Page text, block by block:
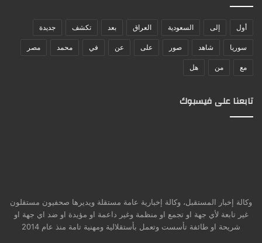
أول إلى السعودية العراق بعد تكشف جديدة
سوريا شاهد صور على عن في محمد مصر
مع من هل
تابعنا على فيسبوك
وكالة إخبار المستقبل، وكالة إخبارية عامة مستقلة ويديرها صحفيون مستقلون
غير تابعة لأي جهة او تجمع او منظمة وغير داعمة او مؤيدة او ضد اي جهة او
شريحة او طائفة تأسست وتعمل بأستقلالية ومهنية تامة منذ عام 2014